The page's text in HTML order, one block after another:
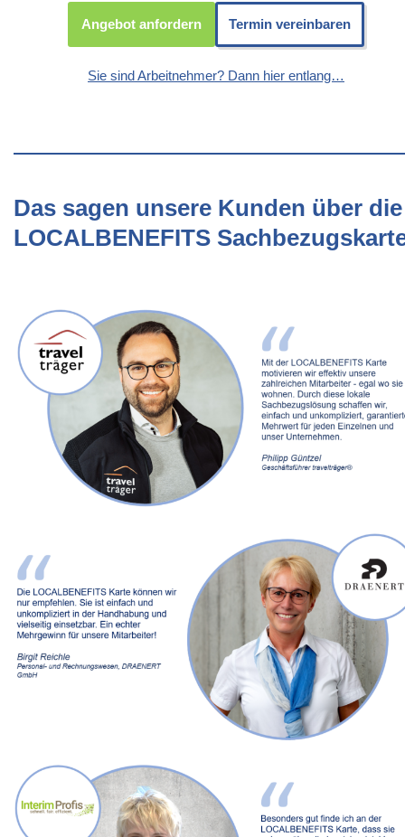
Angebot anfordern Termin vereinbaren
Sie sind Arbeitnehmer? Dann hier entlang…
Das sagen unsere Kunden über die
LOCALBENEFITS